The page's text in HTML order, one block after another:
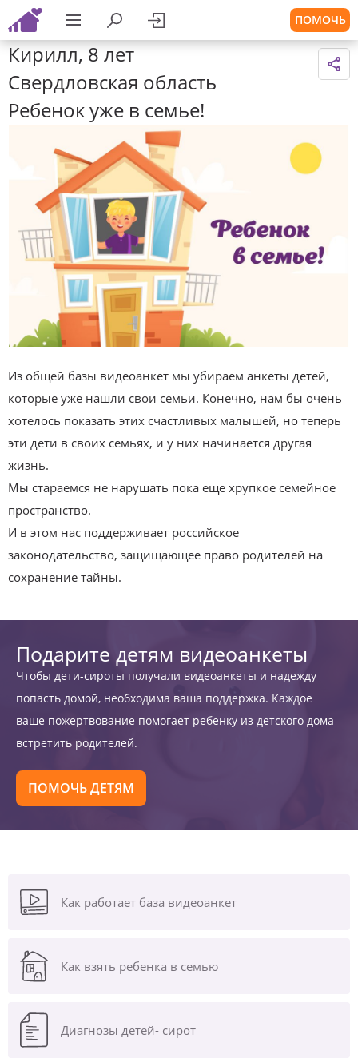
ПОМОЧЬ
Кирилл, 8 лет
Свердловская область
Ребенок уже в семье!
Из общей базы видеоанкет мы убираем анкеты детей,
которые уже нашли свои семьи. Конечно, нам бы очень
хотелось показать этих счастливых малышей, но теперь
эти дети в своих семьях, и у них начинается другая
жизнь.
Мы стараемся не нарушать пока еще хрупкое семейное
пространство.
И в этом нас поддерживает российское
законодательство, защищающее право родителей на
сохранение тайны.
Подарите детям видеоанкеты
Чтобы дети-сироты получали видеоанкеты и надежду
попасть домой, необходима ваша поддержка. Каждое
ваше пожертвование помогает ребенку из детского дома
встретить родителей.
ПОМОЧЬ ДЕТЯМ
Как работает база видеоанкет
Как взять ребенка в семью
Диагнозы детей- сирот